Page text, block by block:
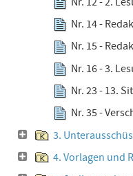
Nr. 14 -
Nr. 15 -
Nr. 16 - 3.
Nr. 23 - 13.
Nr. 35 -
3.
4. Vorlagen und